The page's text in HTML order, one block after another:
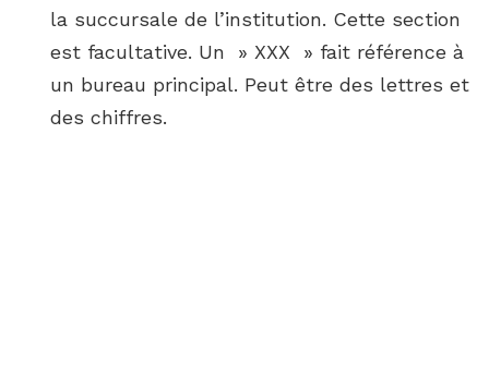
la succursale de l’institution. Cette section
est facultative. Un » XXX » fait référence à
un bureau principal. Peut être des lettres et
des chiffres.